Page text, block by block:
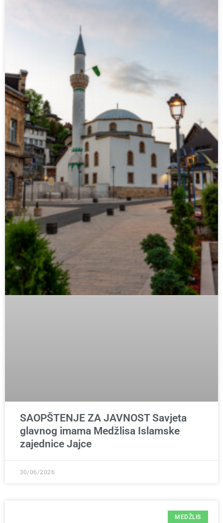
SAOPŠTENJE ZA JAVNOST Savjeta
glavnog imama Medžlisa Islamske
zajednice Jajce
30/06/2026
MEDŽLIS